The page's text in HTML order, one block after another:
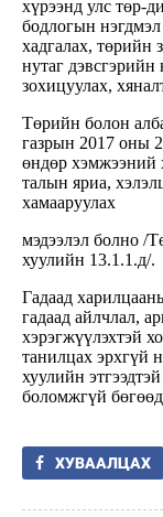
хүрээнд улс төр-
бодлогын
хадгалах, төрийн
нутаг дэвсгэрийн
зохицуулах,
Төрийн болон
газрын 2017 оны
өндөр хэмжээний
талын яриа,
хамааруулах
мэдээлэл болно /
хуулийн 13.1.1.д/.
Гадаад
гадаад айлчлал,
хэрэгжүүлэхтэй
танилцах эрхгүй
хуулийн
боломжгүй
ХУВААЛЦАХ